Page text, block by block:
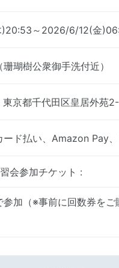
～2026/6/12(金
瑚樹公衆御手洗付近）
東京都千代田区皇居外苑
ード払い、Amazon Pay
会参加チケット :
参加（※事前に回数券をご